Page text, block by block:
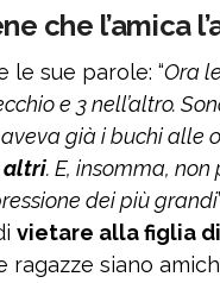
che l’amica
le sue parole: “Ora
e 3 nell’altro.
già i buchi alle
altri. E, insomma,
dei più grandi
vietare alla figlia
ragazze siano